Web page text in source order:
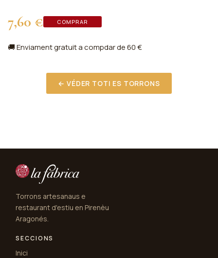
7,60 € COMPRAR
🚚 Enviament gratuit a compdar de 60 €
← VÉDER TOTI ES TORRONS
Torrons artesanaus e
restaurant d'estiu en Pirenèu
Aragonés.
SECCIONS
Inici